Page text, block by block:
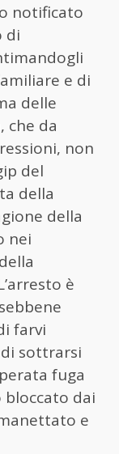
notificato
di
e di
delle
che da
non
del
della
della
nei
è
farvi
sottrarsi
fuga
bloccato dai
e